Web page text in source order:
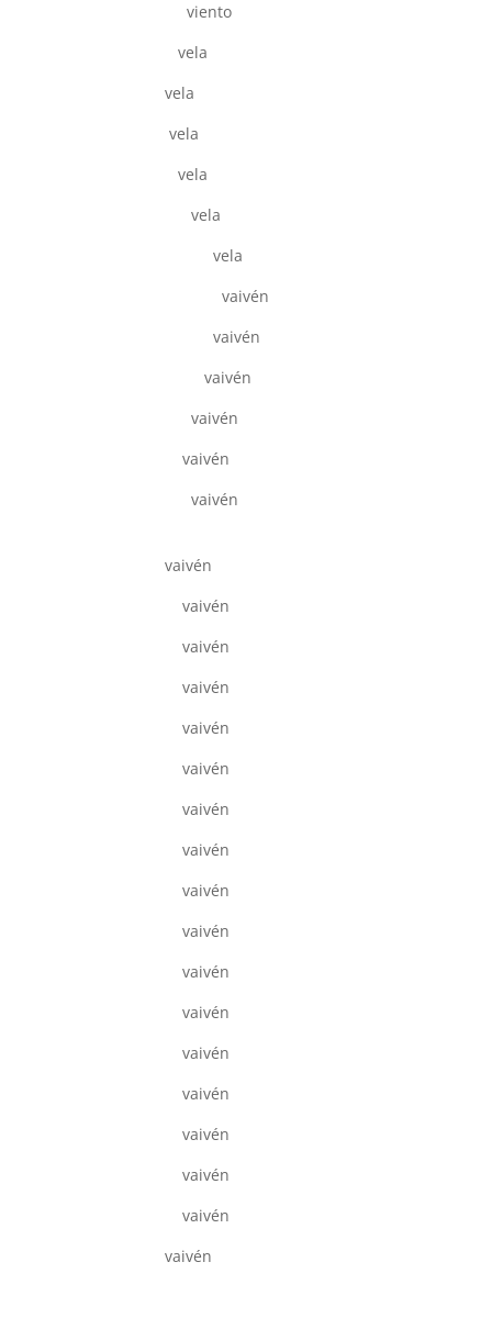
viento
vela
vela
vela
vela
vela
vela
vaivén
vaivén
vaivén
vaivén
vaivén
vaivén
vaivén
vaivén
vaivén
vaivén
vaivén
vaivén
vaivén
vaivén
vaivén
vaivén
vaivén
vaivén
vaivén
vaivén
vaivén
vaivén
vaivén
vaivén